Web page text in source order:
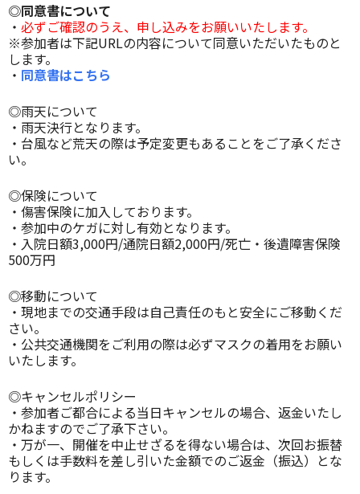
◎同意書について
・ 必ずご確認のうえ、申し込みをお願いいたします。
※参加者は下記URLの内容について同意いただいたものと
します。
・ 同意書はこちら
◎雨天について
・雨天決行となります。
・台風など荒天の際は予定変更もあることをご了承くださ
い。
◎保険について
・傷害保険に加入しております。
・参加中のケガに対し有効となります。
・入院日額3,000円/通院日額2,000円/死亡・後遺障害保険
500万円
◎移動について
・現地までの交通手段は自己責任のもと安全にご移動くだ
さい。
・公共交通機関をご利用の際は必ずマスクの着用をお願い
いたします。
◎キャンセルポリシー
・参加者ご都合による当日キャンセルの場合、返金いたし
かねますのでご了承下さい。
・万が一、開催を中止せざるを得ない場合は、次回お振替
もしくは手数料を差し引いた金額でのご返金（振込）とな
ります。